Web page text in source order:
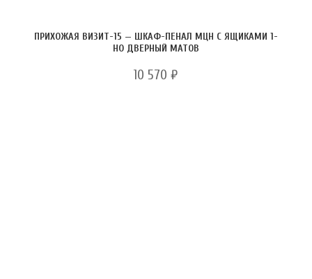
ПРИХОЖАЯ ВИЗИТ-15 — ШКАФ-ПЕНАЛ МЦН С ЯЩИКАМИ 1-
НО ДВЕРНЫЙ МАТОВ
10 570₽